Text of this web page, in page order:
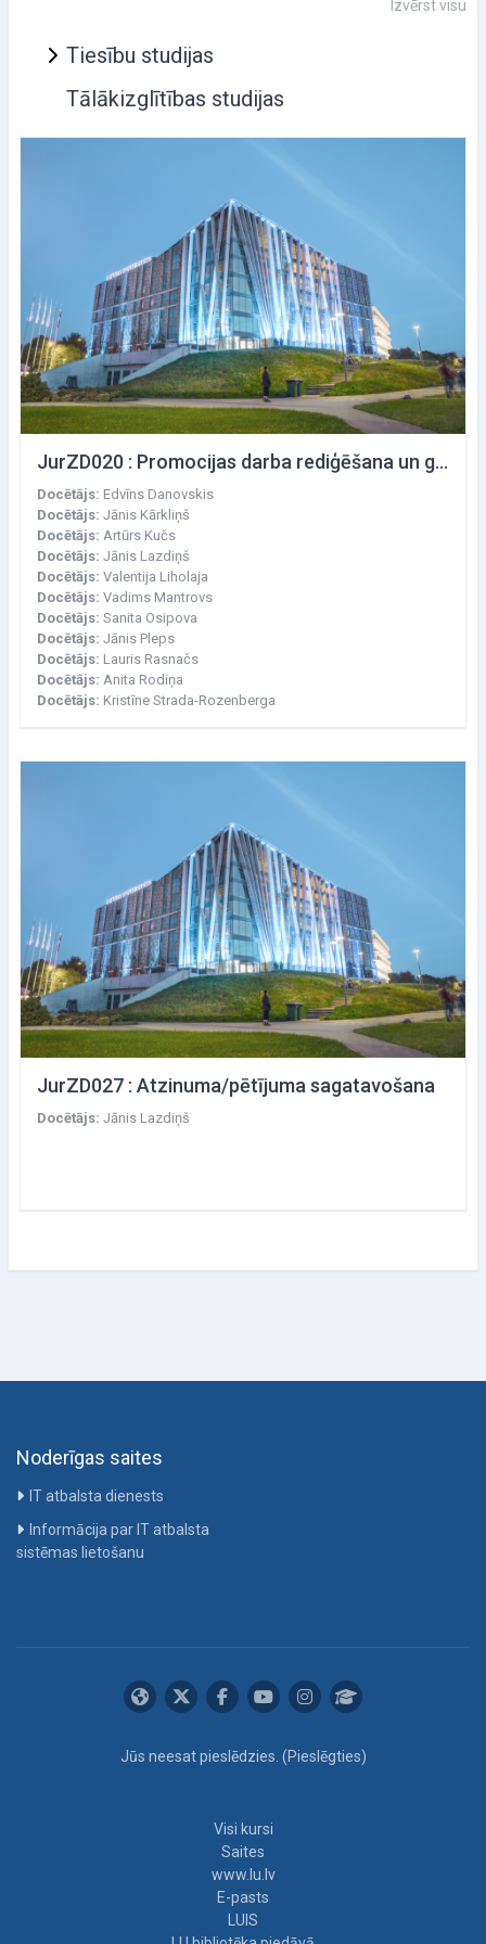
Izvērst visu
Tiesību studijas
Tālākizglītības studijas
JurZD020 : Promocijas darba rediģēšana un galīgā varianta sagatavošana iesniegšanai aprobācijai katedrā
Docētājs: Edvīns Danovskis
Docētājs: Jānis Kārkliņš
Docētājs: Artūrs Kučs
Docētājs: Jānis Lazdiņš
Docētājs: Valentija Liholaja
Docētājs: Vadims Mantrovs
Docētājs: Sanita Osipova
Docētājs: Jānis Pleps
Docētājs: Lauris Rasnačs
Docētājs: Anita Rodiņa
Docētājs: Kristīne Strada-Rozenberga
JurZD027 : Atzinuma/pētījuma sagatavošana
Docētājs: Jānis Lazdiņš
Noderīgas saites
IT atbalsta dienests
Informācija par IT atbalsta
sistēmas lietošanu
Jūs neesat pieslēdzies. (Pieslēgties)
Visi kursi
Saites
www.lu.lv
E-pasts
LUIS